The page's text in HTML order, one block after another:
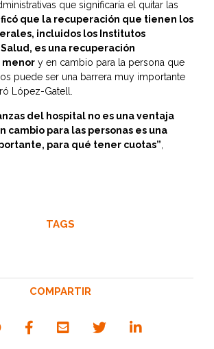
que significaría el quitar las
que la recuperación que tienen los
incluidos los Institutos
es una recuperación
y en cambio para la persona que
puede ser una barrera muy importante
López-Gatell.
del hospital no es una ventaja
cambio para las personas es una
para qué tener cuotas”
TAGS
COMPARTIR